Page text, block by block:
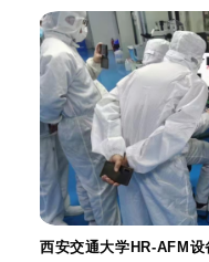
西安交通大学HR-AFM设